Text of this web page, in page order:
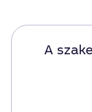
A